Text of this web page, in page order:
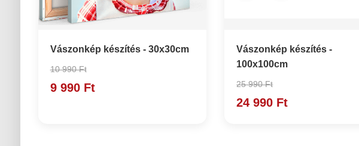
Vászonkép készítés - 30x30cm
10 990 Ft
9 990 Ft
Vászonkép készítés -
100x100cm
25 990 Ft
24 990 Ft